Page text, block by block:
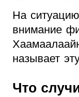
На
внимание
называет
Что